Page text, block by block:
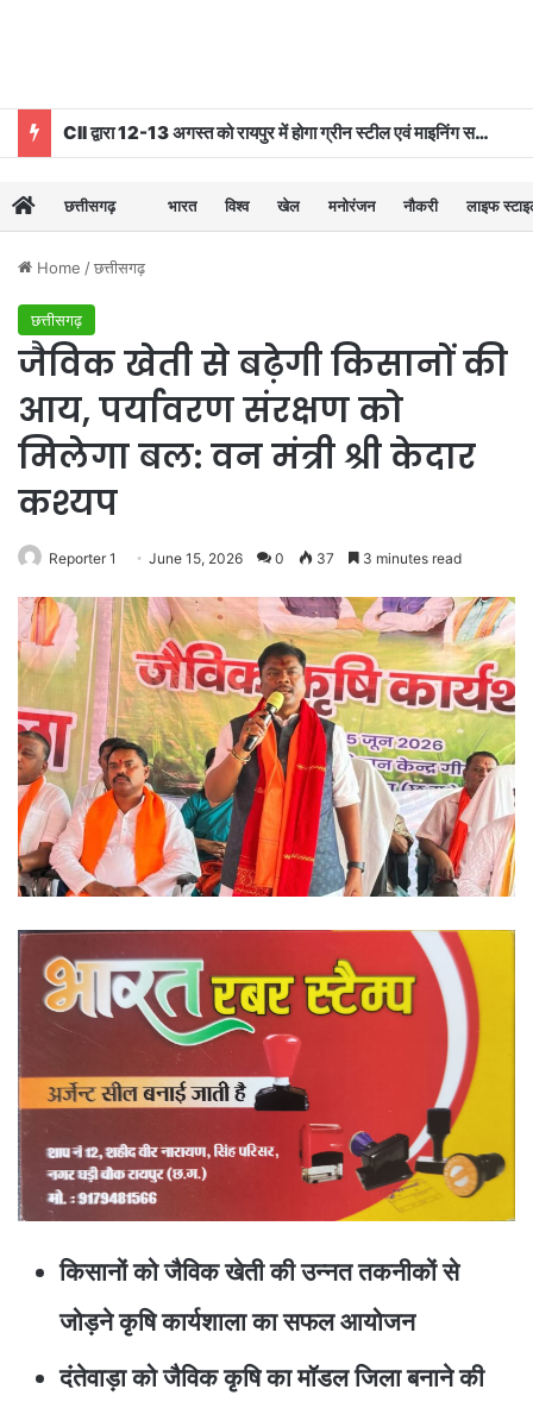
CII द्वारा 12-13 अगस्त को रायपुर में होगा ग्रीन स्टील एवं माइनिंग समिट 2026 का आयोजन
छत्तीसगढ़ भारत विश्व खेल मनोरंजन नौकरी लाइफ
Home /छत्तीसगढ़
छत्तीसगढ़
जैविक खेती से बढ़ेगी किसानों की
आय, पर्यावरण संरक्षण को
मिलेगा बल: वन मंत्री श्री केदार
कश्यप
Reporter 1 June 15, 2026 0 37 3 minutes read
किसानों को जैविक खेती की उन्नत तकनीकों से
जोड़ने कृषि कार्यशाला का सफल आयोजन
दंतेवाड़ा को जैविक कृषि का मॉडल जिला बनाने की